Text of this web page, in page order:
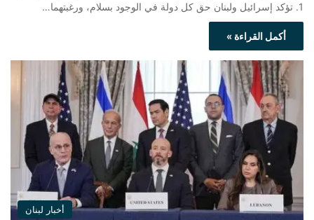
1. تؤكد إسرائيل ولبنان حق كل دولة في الوجود بسلام، ورغبتهما…
أكمل القراءة »
أخبار لبنان